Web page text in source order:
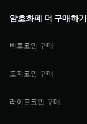
암호화폐 더 구매하기
비트코인 구매
도지코인 구매
라이트코인 구매